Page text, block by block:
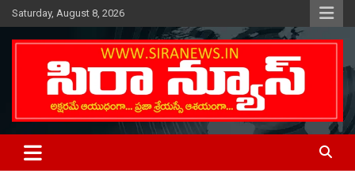
Skip
to
content
Saturday, August 8, 2026
SIRA NEWS
Telugu Online News Daily